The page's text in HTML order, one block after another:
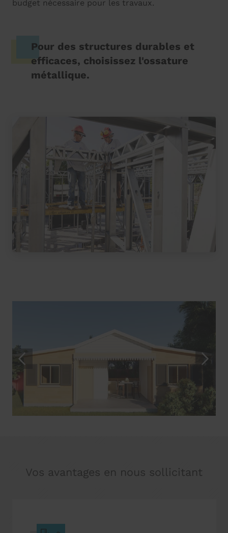
budget nécessaire pour les travaux.
Pour des structures durables et
efficaces, choisissez l'ossature
métallique.
Vos avantages en nous sollicitant